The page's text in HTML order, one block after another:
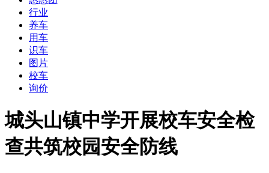
行业
养车
用车
识车
图片
校车
询价
城头山镇中学开展校车安全检
查共筑校园安全防线